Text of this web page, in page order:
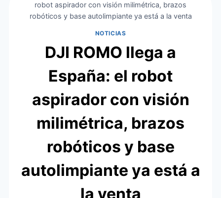
robot aspirador con visión milimétrica, brazos
robóticos y base autolimpiante ya está a la venta
NOTICIAS
DJI ROMO llega a
España: el robot
aspirador con visión
milimétrica, brazos
robóticos y base
autolimpiante ya está a
la venta